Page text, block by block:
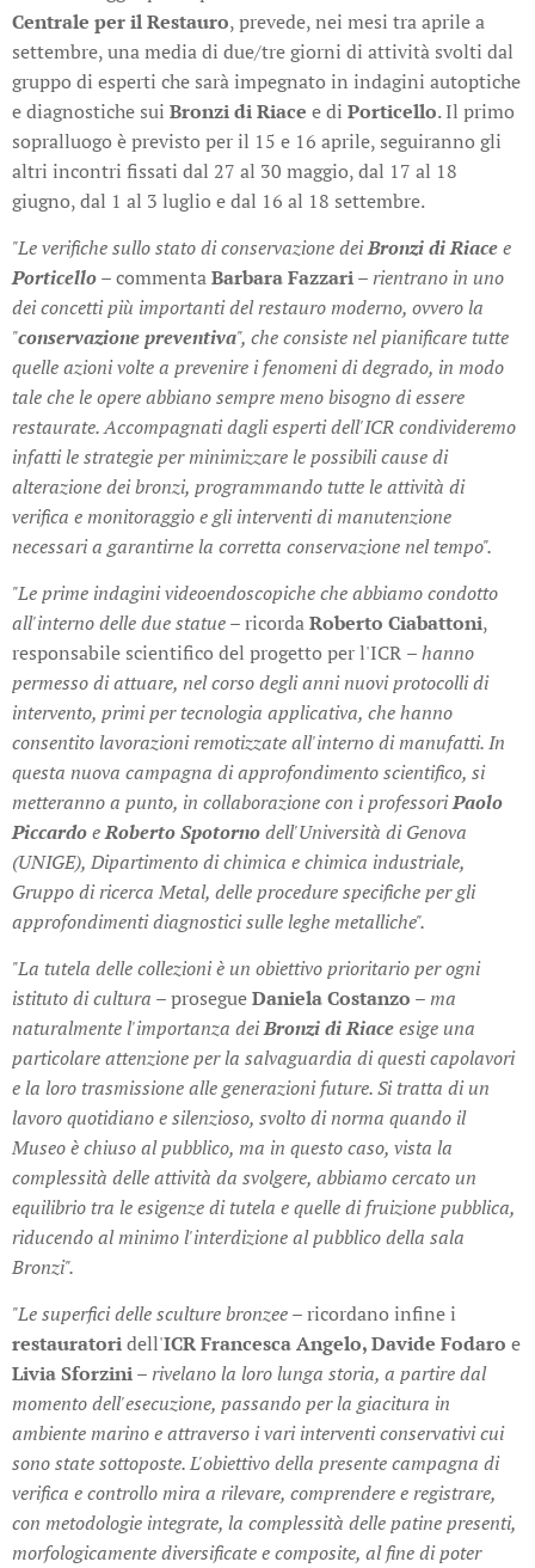
Centrale per il Restauro, prevede, nei mesi tra aprile a
settembre, una media di due/tre giorni di attività svolti dal
gruppo di esperti che sarà impegnato in indagini autoptiche
e diagnostiche sui Bronzi di Riace e di Porticello. Il primo
sopralluogo è previsto per il 15 e 16 aprile, seguiranno gli
altri incontri fissati dal 27 al 30 maggio, dal 17 al 18
giugno, dal 1 al 3 luglio e dal 16 al 18 settembre.
"Le verifiche sullo stato di conservazione deiBronzi di Riacee
Porticello–commentaBarbara Fazzari– rientrano in uno
dei concetti più importanti del restauro moderno, ovvero la
"conservazione preventiva", che consiste nel pianificare tutte
quelle azioni volte a prevenire i fenomeni di degrado, in modo
tale che le opere abbiano sempre meno bisogno di essere
restaurate. Accompagnati dagli esperti dell'ICR condivideremo
infatti le strategie per minimizzare le possibili cause di
alterazione dei bronzi, programmando tutte le attività di
verifica e monitoraggio e gli interventi di manutenzione
necessari a garantirne la corretta conservazione nel tempo".
"Le prime indagini videoendoscopiche che abbiamo condotto
all'interno delle due statue –ricordaRoberto Ciabattoni,
responsabile scientifico del progetto per l'ICR – hanno
permesso di attuare, nel corso degli anni nuovi protocolli di
intervento, primi per tecnologia applicativa, che hanno
consentito lavorazioni remotizzate all'interno di manufatti. In
questa nuova campagna di approfondimento scientifico, si
metteranno a punto, in collaborazione con i professoriPaolo
PiccardoeRoberto Spotornodell'Università di Genova
(UNIGE), Dipartimento di chimica e chimica industriale,
Gruppo di ricerca Metal, delle procedure specifiche per gli
approfondimenti diagnostici sulle leghe metalliche".
"La tutela delle collezioni è un obiettivo prioritario per ogni
istituto di cultura –prosegueDaniela Costanzo – ma
naturalmente l'importanza deiBronzi di Riaceesige una
particolare attenzione per la salvaguardia di questi capolavori
e la loro trasmissione alle generazioni future. Si tratta di un
lavoro quotidiano e silenzioso, svolto di norma quando il
Museo è chiuso al pubblico, ma in questo caso, vista la
complessità delle attività da svolgere, abbiamo cercato un
equilibrio tra le esigenze di tutela e quelle di fruizione pubblica,
riducendo al minimo l'interdizione al pubblico della sala
Bronzi".
"Le superfici delle sculture bronzee –ricordano infine i
restauratoridell'ICR Francesca Angelo, Davide Fodaro e
Livia Sforzini– rivelano la loro lunga storia, a partire dal
momento dell'esecuzione, passando per la giacitura in
ambiente marino e attraverso i vari interventi conservativi cui
sono state sottoposte. L'obiettivo della presente campagna di
verifica e controllo mira a rilevare, comprendere e registrare,
con metodologie integrate, la complessità delle patine presenti,
morfologicamente diversificate e composite, al fine di poter